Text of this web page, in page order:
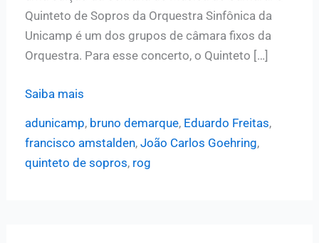
Quinteto de Sopros da Orquestra Sinfônica da
Unicamp é um dos grupos de câmara fixos da
Orquestra. Para esse concerto, o Quinteto […]
Quinteto
se
Saiba mais
adunicamp, bruno demarque, Eduardo Freitas,
francisco amstalden, João Carlos Goehring,
quinteto de sopros, rog